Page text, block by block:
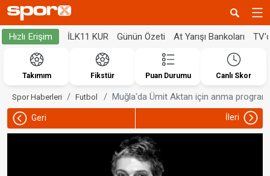
Hızlı Erişim İLK11 KUR Günün Özeti At Yarışı Bankoları
Takımım Fikstür Puan Durumu Canlı Skor
Spor Haberleri Futbol Muğla'da Ümit Aktan için anma
Geri İleri